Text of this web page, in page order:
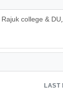
college &
LAST